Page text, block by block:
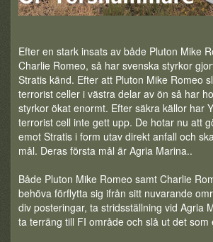
Efter en stark insats av både Pluton Mike
Charlie Romeo, så har svenska styrkor
Stratis känd. Efter att Pluton Mike Romeo
terrorist celler i västra delar av ön så har
styrkor ökat enormt. Efter säkra källor har
terrorist cell inte gett upp. De hotar nu att
emot Stratis i form utav direkt anfall och
mål. Deras första mål är Agria Marina..
Både Pluton Mike Romeo samt Charlie
behöva förflytta sig ifrån sitt nuvarande
div posteringar, ta stridsställning vid Agria
ta terräng till FI område och slå ut det som